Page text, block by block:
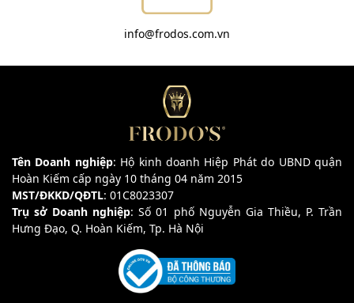
info@frodos.com.vn
Tên Doanh nghiệp: Hộ kinh doanh Hiệp Phát do UBND quận
Hoàn Kiếm cấp ngày 10 tháng 04 năm 2015
MST/ĐKKD/QĐTL: 01C8023307
Trụ sở Doanh nghiệp: Số 01 phố Nguyễn Gia Thiều, P. Trần
Hưng Đạo, Q. Hoàn Kiếm, Tp. Hà Nội